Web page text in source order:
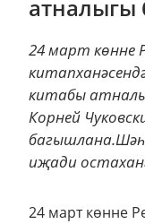
24 март көнне
китабы
Корней
иҗади
24 март көнне